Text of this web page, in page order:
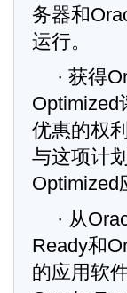
务器和
运行。
· 获得
Optimized
优惠的权
与这项计
Optimized
· 从
Ready和
的应用软